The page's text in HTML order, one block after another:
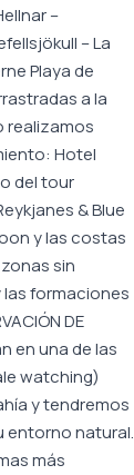
–
– La
Playa de
a la
realizamos
Hotel
del tour
& Blue
y las costas
sin
formaciones
DE
en una de las
watching)
y tendremos
entorno natural.
más